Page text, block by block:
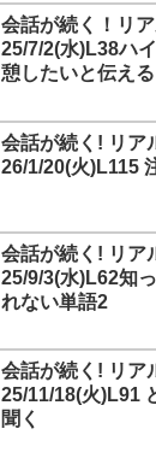
会話が続く！リ
25/7/2(水)L38ハ
憩したいと伝える
会話が続く! リア
26/1/20(火)L115
会話が続く! リア
25/9/3(水)L62知
れない単語2
会話が続く! リア
25/11/18(火)L91
聞く